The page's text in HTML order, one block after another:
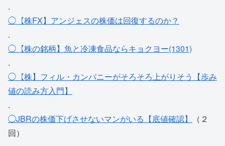
.
◯【株FX】アンジェスの株価は回復するのか？
.
◯【株の銘柄】魚と冷凍食品ならキョクヨー(1301)
.
◯【株】フィル・カンパニーがそろそろ上がりそう【歩み
値の読み方入門】
.
◯JBRの株価下げさせないマンがいる【底値確認】
（２
回）